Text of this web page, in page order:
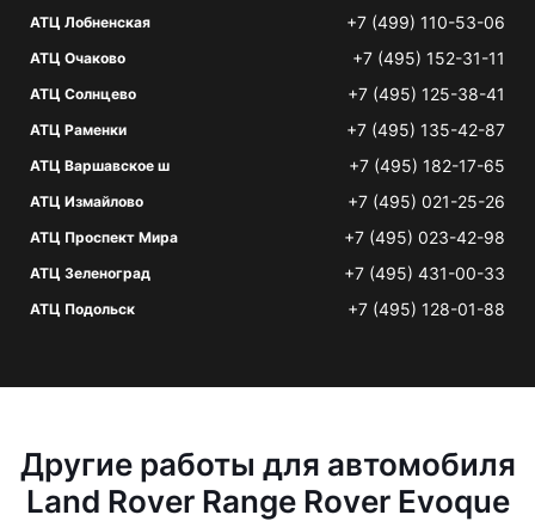
АТЦ Лобненская +7 (499) 110-53-06
АТЦ Очаково +7 (495) 152-31-11
АТЦ Солнцево +7 (495) 125-38-41
АТЦ Раменки +7 (495) 135-42-87
АТЦ Варшавское ш +7 (495) 182-17-65
АТЦ Измайлово +7 (495) 021-25-26
АТЦ Проспект Мира +7 (495) 023-42-98
АТЦ Зеленоград +7 (495) 431-00-33
АТЦ Подольск +7 (495) 128-01-88
Другие работы для автомобиля
Land Rover Range Rover Evoque